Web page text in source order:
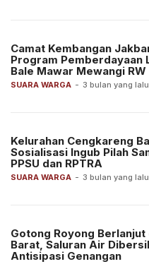
SUARA WARGA - 3 bulan yang lalu
Camat Kembangan
Program Pemberdayaan
Bale Mawar Mewangi
SUARA WARGA - 3 bulan yang lalu
Kelurahan Cengkareng
Sosialisasi Ingub Pilah
PPSU dan RPTRA
Gotong Royong
Barat, Saluran Air
Antisipasi Genangan